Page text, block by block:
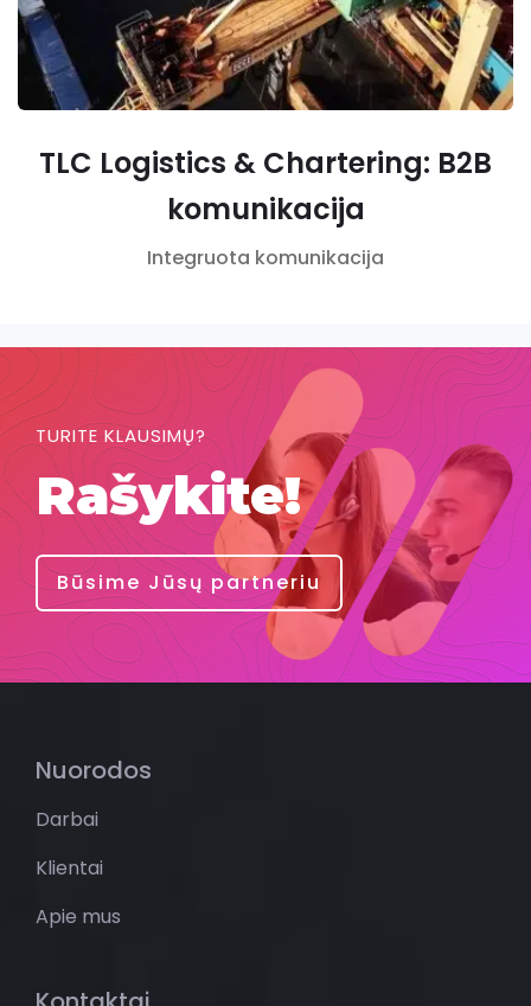
TLC Logistics & Chartering: B2B
komunikacija
Integruota komunikacija
TURITE KLAUSIMŲ?
Rašykite!
Būsime Jūsų partneriu
Nuorodos
Darbai
Klientai
Apie mus